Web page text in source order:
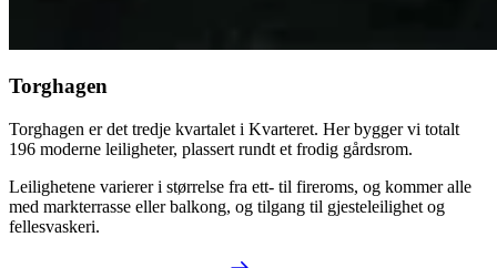
Torghagen
Torghagen er det tredje kvartalet i Kvarteret. Her bygger vi totalt
196 moderne leiligheter, plassert rundt et frodig gårdsrom.
Leilighetene varierer i størrelse fra ett- til fireroms, og kommer alle
med markterrasse eller balkong, og tilgang til gjesteleilighet og
fellesvaskeri.